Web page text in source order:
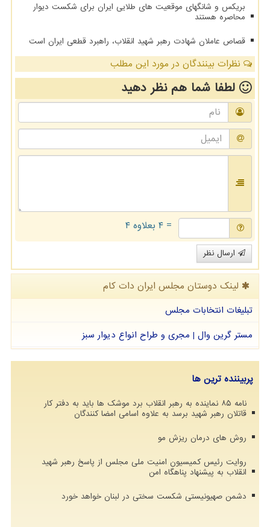
بریکس و شانگهای موقعیت های طلایی ایران برای شکست دیوار
محاصره هستند
قصاص عاملان شهادت رهبر شهید انقلاب، راهبرد قطعی ایران است
نظرات بینندگان در مورد این مطلب
لطفا شما همنظر دهید
= ۴ بعلاوه ۴
ارسال نظر
لینک دوستان مجلس ایران دات كام
تبلیغات انتخابات مجلس
مستر گرین وال | مجری و طراح انواع دیوار سبز
پربیننده ترین ها
نامه ۸۵ نماینده به رهبر انقلاب برد موشک ها باید به دفتر کار
قاتلان رهبر شهید برسد به علاوه اسامی امضا کنندگان
روش های درمان ریزش مو
روایت رئیس کمیسیون امنیت ملی مجلس از پاسخ رهبر شهید
انقلاب به پیشنهاد پناهگاه امن
دشمن صهیونیستی شکست سختی در لبنان خواهد خورد